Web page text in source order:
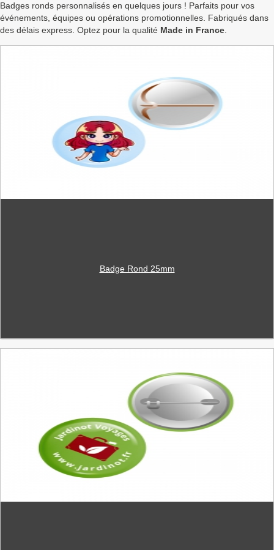
a
n
a
Badges ronds personnalisés en quelques jours ! Parfaits pour vos
événements, équipes ou opérations promotionnelles. Fabriqués dans
des délais express. Optez pour la qualité Made in France.
Badge Rond 25mm